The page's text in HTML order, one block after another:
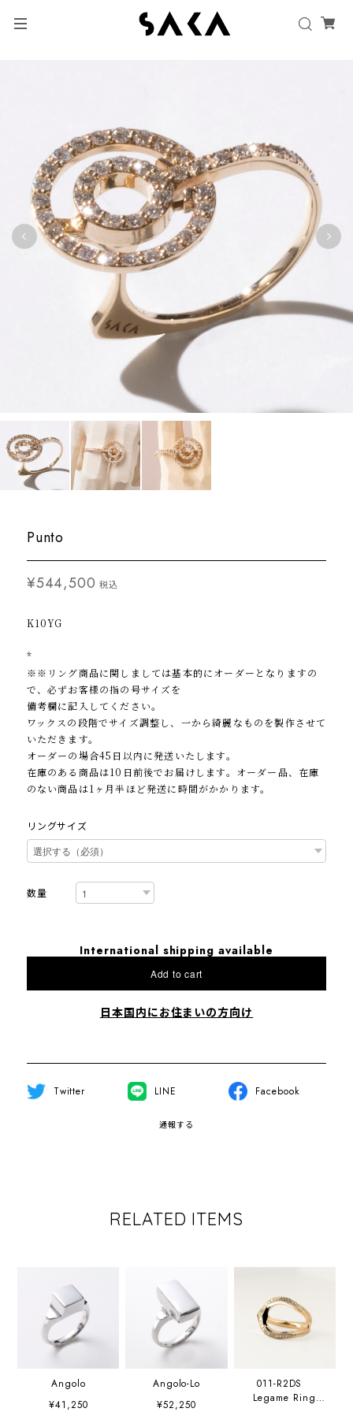
Punto
¥544,500 税込
K10YG
*
※※リング商品に関しましては基本的にオーダーとなりますの
で、必ずお客様の指の号サイズを
備考欄に記入してください。
ワックスの段階でサイズ調整し、一から綺麗なものを製作させて
いただきます。
オーダーの場合45日以内に発送いたします。
在庫のある商品は10日前後でお届けします。オーダー品、在庫
のない商品は1ヶ月半ほど発送に時間がかかります。
リングサイズ
数量
International shipping available
Add to cart
日本国内にお住まいの方向け
Twitter LINE Facebook
通報する
RELATED ITEMS
Angolo
¥41,250
Angolo-Lo
¥52,250
011-R2DS
Legame Ring